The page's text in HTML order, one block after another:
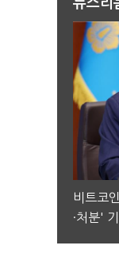
뉴스리
비트코
·처분'